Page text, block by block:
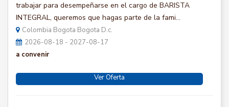
trabajar para desempeñarse en el cargo de BARISTA
INTEGRAL, queremos que hagas parte de la fami...
Colombia Bogota Bogota D.c.
2026-08-18 - 2027-08-17
a convenir
Ver Oferta